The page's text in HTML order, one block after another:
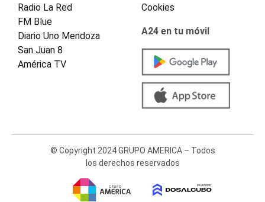
Radio La Red
FM Blue
Diario Uno Mendoza
San Juan 8
América TV
Cookies
A24 en tu móvil
© Copyright 2024 GRUPO AMERICA – Todos
los derechos reservados